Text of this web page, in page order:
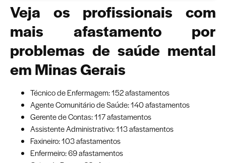
Veja os profissionais com
mais afastamento por
problemas de saúde mental
em Minas Gerais
Técnico de Enfermagem: 152 afastamentos
Agente Comunitário de Saúde: 140 afastamentos
Gerente de Contas: 117 afastamentos
Assistente Administrativo: 113 afastamentos
Faxineiro: 103 afastamentos
Enfermeiro: 69 afastamentos